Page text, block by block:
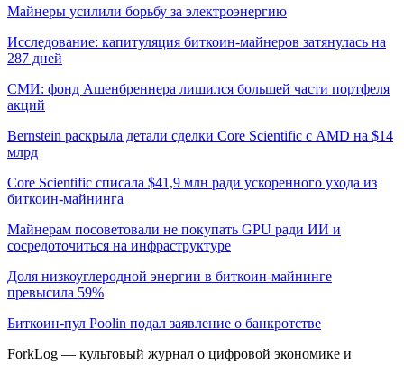
Майнеры усилили борьбу за электроэнергию
Исследование: капитуляция биткоин-майнеров затянулась на
287 дней
СМИ: фонд Ашенбреннера лишился большей части портфеля
акций
Bernstein раскрыла детали сделки Core Scientific с AMD на $14
млрд
Core Scientific списала $41,9 млн ради ускоренного ухода из
биткоин-майнинга
Майнерам посоветовали не покупать GPU ради ИИ и
сосредоточиться на инфраструктуре
Доля низкоуглеродной энергии в биткоин-майнинге
превысила 59%
Биткоин-пул Poolin подал заявление о банкротстве
ForkLog — культовый журнал о цифровой экономике и